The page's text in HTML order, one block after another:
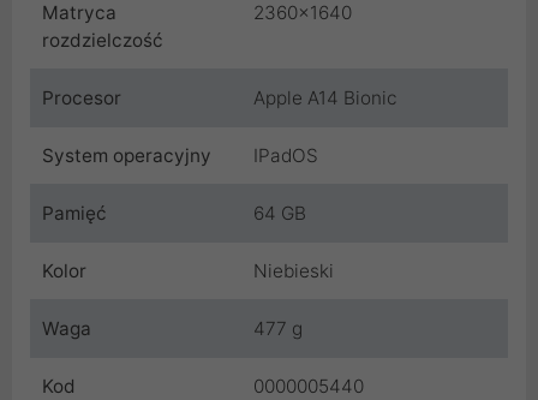
Matryca
rozdzielczość
2360x1640
Procesor Apple A14 Bionic
System operacyjny IPadOS
Pamięć 64 GB
Kolor Niebieski
Waga 477 g
Kod 0000005440